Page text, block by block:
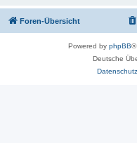
Foren-Übersicht
Powered by phpBB®
Deutsche
Datenschutz